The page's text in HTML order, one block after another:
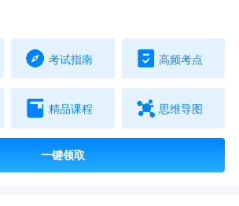
考试指南 高频考点
精品课程 思维导图
一键领取